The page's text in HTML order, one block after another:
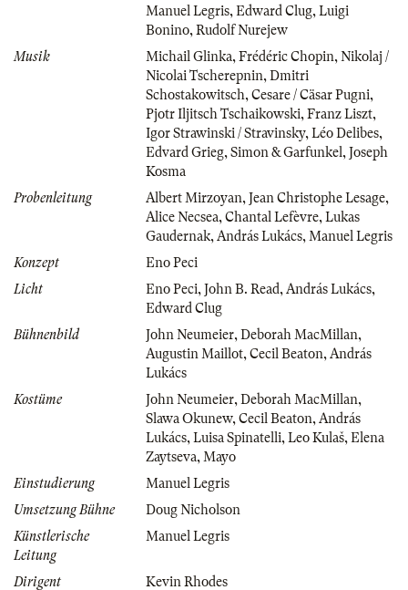
Manuel Legris, Edward Clug, Luigi
Bonino, Rudolf Nurejew
Musik
Michail Glinka, Frédéric Chopin, Nikolaj /
Nicolai Tscherepnin, Dmitri
Schostakowitsch, Cesare / Cäsar Pugni,
Pjotr Iljitsch Tschaikowski, Franz Liszt,
Igor Strawinski / Stravinsky, Léo Delibes,
Edvard Grieg, Simon & Garfunkel , Joseph
Kosma
Probenleitung
Albert Mirzoyan, Jean Christophe Lesage,
Alice Necsea, Chantal Lefèvre, Lukas
Gaudernak, András Lukács, Manuel Legris
Konzept
Eno Peci
Licht
Eno Peci, John B. Read, András Lukács,
Edward Clug
Bühnenbild
John Neumeier, Deborah MacMillan,
Augustin Maillot, Cecil Beaton, András
Lukács
Kostüme
John Neumeier, Deborah MacMillan,
Slawa Okunew, Cecil Beaton, András
Lukács, Luisa Spinatelli, Leo Kulaš, Elena
Zaytseva, Mayo
Einstudierung
Manuel Legris
Umsetzung Bühne
Doug Nicholson
Künstlerische
Leitung
Manuel Legris
Dirigent
Kevin Rhodes